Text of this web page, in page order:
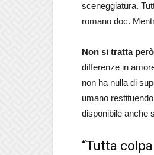
sceneggiatura.
romano doc.
Non si tratta
differenze in
non ha nulla di
umano
disponibile anche
“Tutta